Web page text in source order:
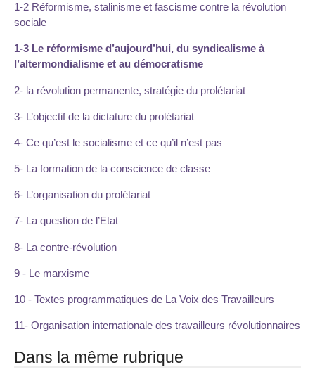
1-2 Réformisme, stalinisme et fascisme contre la révolution
sociale
1-3 Le réformisme d’aujourd’hui, du syndicalisme à
l’altermondialisme et au démocratisme
2- la révolution permanente, stratégie du prolétariat
3- L’objectif de la dictature du prolétariat
4- Ce qu’est le socialisme et ce qu’il n’est pas
5- La formation de la conscience de classe
6- L’organisation du prolétariat
7- La question de l’Etat
8- La contre-révolution
9 - Le marxisme
10 - Textes programmatiques de La Voix des Travailleurs
11- Organisation internationale des travailleurs révolutionnaires
Dans la même rubrique